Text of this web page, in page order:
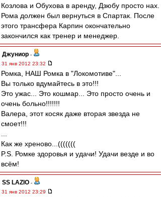
Козлова и Обухова в аренду, Дзюбу просто нах.
Рома должен был вернуться в Спартак. После
этого трансфера Карпин окончательно
закончился как тренер и менеджер.
Джуниор -
31 янв 2012 23:32
Ромка, НАШ Ромка в "Локомотиве"...
Вы только вдумайтесь в это!!!
Это ужас... Это кошмар... Это просто очень и
очень больно!!!!!!!
Валера, этот косяк даже вторая звезда не
смоет!!!
Как же хреново...(((((((
P.S. Ромке здоровья и удачи! Удачи везде и во
всём!
SS LAZIO -
31 янв 2012 23:29